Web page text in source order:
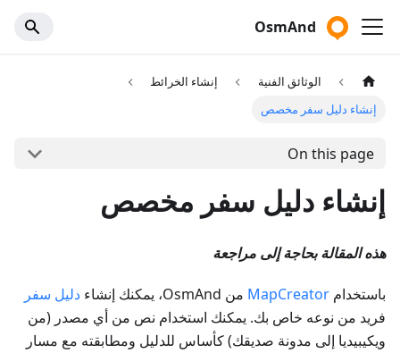
OsmAnd
الوثائق الفنية
إنشاء الخرائط
إنشاء دليل سفر مخصص
On this page
إنشاء دليل سفر مخصص
هذه المقالة بحاجة إلى مراجعة
باستخدام MapCreator من OsmAnd، يمكنك إنشاء
دليل سفر
فريد من نوعه خاص بك. يمكنك استخدام نص من أي مصدر (من
ويكيبيديا إلى مدونة صديقك) كأساس للدليل ومطابقته مع مسار